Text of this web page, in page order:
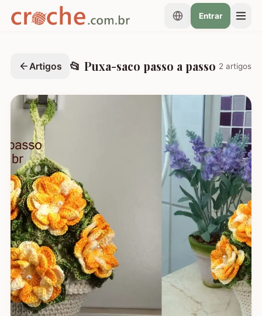
Entrar
Artigos 📂 Puxa-saco passo a passo 2 artigos